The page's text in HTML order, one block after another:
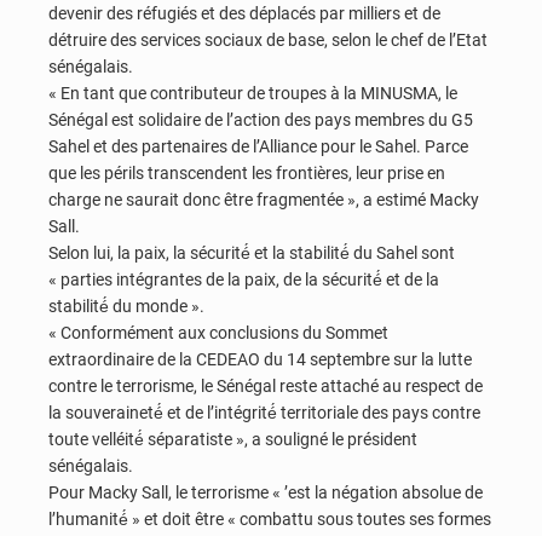
devenir des réfugiés et des déplacés par milliers et de
détruire des services sociaux de base, selon le chef de l’Etat
sénégalais.
« En tant que contributeur de troupes à la MINUSMA, le
Sénégal est solidaire de l’action des pays membres du G5
Sahel et des partenaires de l’Alliance pour le Sahel. Parce
que les périls transcendent les frontières, leur prise en
charge ne saurait donc être fragmentée », a estimé Macky
Sall.
Selon lui, la paix, la sécurité́ et la stabilité́ du Sahel sont
« parties intégrantes de la paix, de la sécurité́ et de la
stabilité́ du monde ».
« Conformément aux conclusions du Sommet
extraordinaire de la CEDEAO du 14 septembre sur la lutte
contre le terrorisme, le Sénégal reste attaché au respect de
la souveraineté́ et de l’intégrité́ territoriale des pays contre
toute velléité́ séparatiste », a souligné le président
sénégalais.
Pour Macky Sall, le terrorisme « ’est la négation absolue de
l’humanité́ » et doit être « combattu sous toutes ses formes